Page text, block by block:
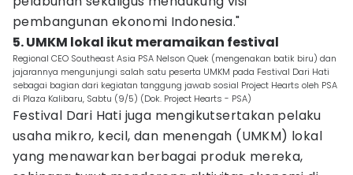
pembangunan ekonomi Indonesia."
5. UMKM lokal ikut meramaikan festival
Regional CEO Southeast Asia PSA Nelson Quek (mengenakan batik biru) dan
jajarannya mengunjungi salah satu peserta UMKM pada Festival Dari Hati
sebagai bagian dari kegiatan tanggung jawab sosial Project Hearts oleh PSA
di Plaza Kalibaru, Sabtu (9/5) (Dok. Project Hearts - PSA)
Festival Dari Hati juga mengikutsertakan pelaku
usaha mikro, kecil, dan menengah (UMKM) lokal
yang menawarkan berbagai produk mereka,